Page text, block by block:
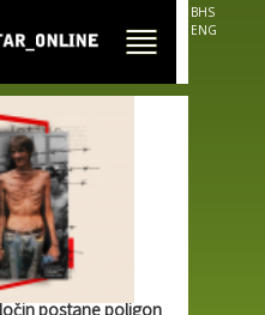
BHS
ENG